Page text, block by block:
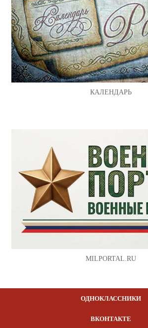
КАЛЕНДАРЬ
MILPORTAL.RU
ОДНОКЛАССНИКИ
ВКОНТАКТЕ